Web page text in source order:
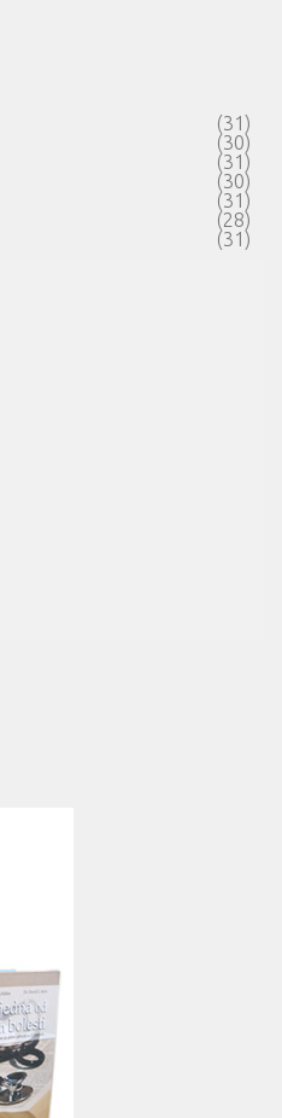
(31)
(30)
(31)
(30)
(31)
(28)
(31)